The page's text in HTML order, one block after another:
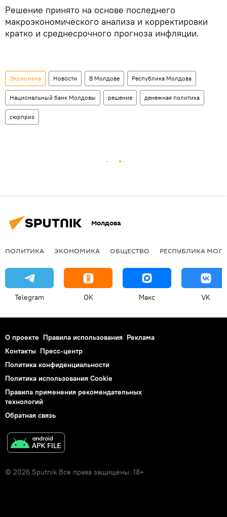
Решение принято на основе последнего
макроэкономического анализа и корректировки
кратко и среднесрочного прогноза инфляции.
Экономика Новости В Молдове Республика Молдова
Национальный банк Молдовы решение денежная политика
сюрприз
Молдова
ПОЛИТИКА ЭКОНОМИКА ОБЩЕСТВО РЕСПУБЛИКА
Telegram OK Макс VK
О проекте Правила использования Реклама
Контакты Пресс-центр
Политика конфиденциальности
Политика использования Cookie
Правила применения рекомендательных
технологий
Обратная связь
© 2026 Sputnik Все права защищены. 18+